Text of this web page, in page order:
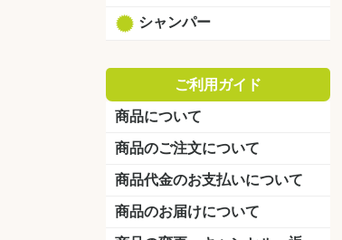
シャンパー
ご利用ガイド
商品について
商品のご注文について
商品代金のお支払いについて
商品のお届けについて